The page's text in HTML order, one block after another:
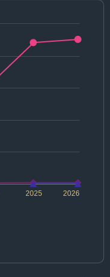
2026
2025